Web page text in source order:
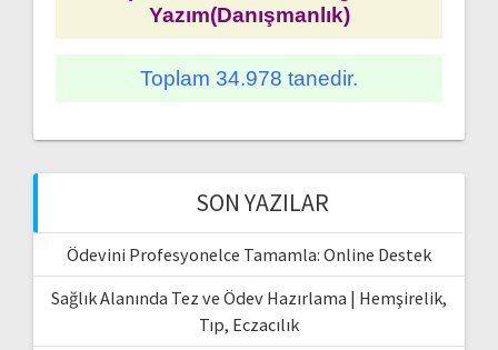
Yazım(Danışmanlık)
Toplam 34.978 tanedir.
SON YAZILAR
Ödevini Profesyonelce Tamamla: Online Destek
Sağlık Alanında Tez ve Ödev Hazırlama | Hemşirelik,
Tıp, Eczacılık